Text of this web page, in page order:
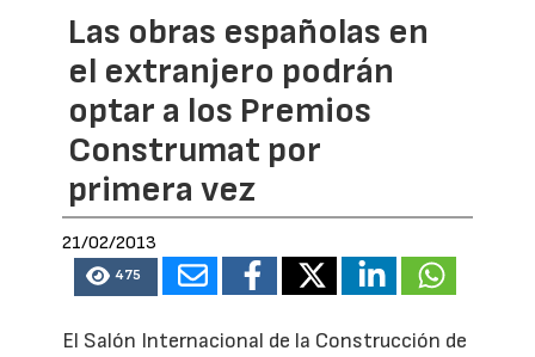
Las obras españolas en
el extranjero podrán
optar a los Premios
Construmat por
primera vez
21/02/2013
475
El Salón Internacional de la Construcción de